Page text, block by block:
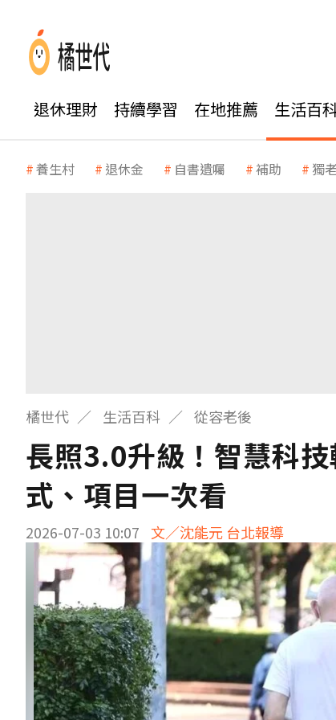
退休理財 持續學習 在地推薦 生活百
養生村 退休金 自書遺囑 補助 獨
橘世代 生活百科 從容老後
長照3.0升級！智慧科
式、項目一次看
2026-07-03 10:07 文／沈能元 台北報導